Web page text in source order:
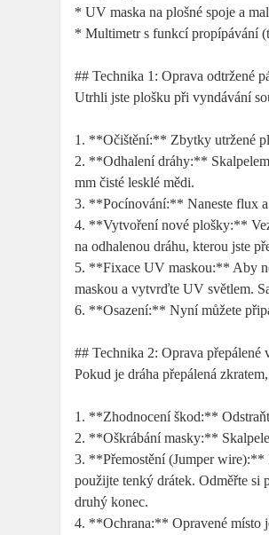
* UV maska na plošné spoje a
* Multimetr s funkcí propípávání
## Technika 1: Oprava odtržené
Utrhli jste plošku při vyndávání
1. **Očištění:** Zbytky utržené
2. **Odhalení dráhy:** Skalpelem
mm čisté lesklé mědi.
3. **Pocínování:** Naneste flux
4. **Vytvoření nové plošky:**
na odhalenou dráhu, kterou jste
5. **Fixace UV maskou:** Aby
maskou a vytvrďte UV světlem.
6. **Osazení:** Nyní můžete
## Technika 2: Oprava přepálené
Pokud je dráha přepálená
1. **Zhodnocení škod:**
2. **Oškrábání masky:**
3. **Přemostění (Jumper wire):**
použijte tenký drátek. Odměřte si
druhý konec.
4. **Ochrana:** Opravené místo